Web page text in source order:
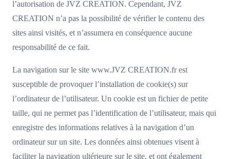
l’autorisation de JVZ CREATION. Cependant, JVZ
CREATION n’a pas la possibilité de vérifier le contenu des
sites ainsi visités, et n’assumera en conséquence aucune
responsabilité de ce fait.
La navigation sur le site www.JVZ CREATION.fr est
susceptible de provoquer l’installation de cookie(s) sur
l’ordinateur de l’utilisateur. Un cookie est un fichier de petite
taille, qui ne permet pas l’identification de l’utilisateur, mais qui
enregistre des informations relatives à la navigation d’un
ordinateur sur un site. Les données ainsi obtenues visent à
faciliter la navigation ultérieure sur le site, et ont également